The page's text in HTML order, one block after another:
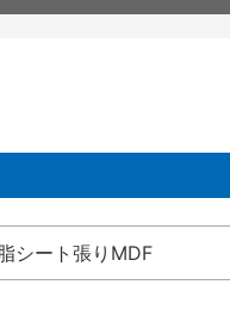
シート張りMDF